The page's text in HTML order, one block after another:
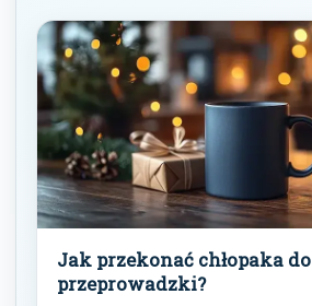
Jak przekonać chłopaka do
przeprowadzki?